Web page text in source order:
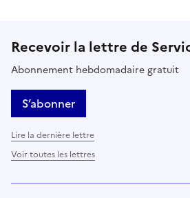
Recevoir la lettre de
Abonnement hebdomadaire gratuit
S’abonner
Lire la dernière lettre
Voir toutes les lettres